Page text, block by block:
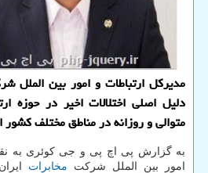
مدیرکل ارتباطات و امور بین الملل
دلیل اصلی اختلالات اخیر در حوزه
متوالی و روزانه در مناطق مختلف
به گزارش پی اچ پی و جی کوئری به
امور بین الملل شرکت مخابرات